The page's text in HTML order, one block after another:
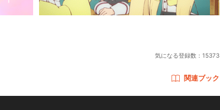
気になる登録数： 15373
関連ブック